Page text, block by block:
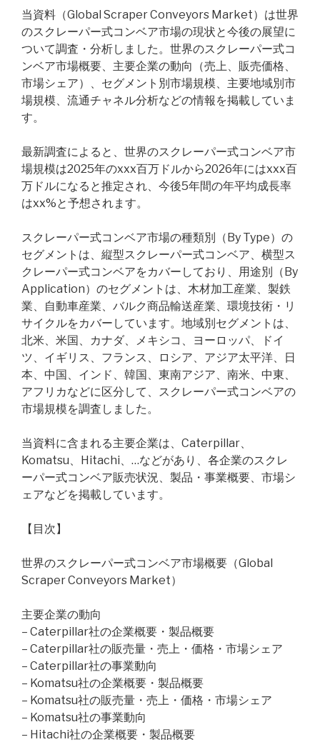
当資料（Global Scraper Conveyors Market）は世界
のスクレーパー式コンベア市場の現状と今後の展望に
ついて調査・分析しました。世界のスクレーパー式コ
ンベア市場概要、主要企業の動向（売上、販売価格、
市場シェア）、セグメント別市場規模、主要地域別市
場規模、流通チャネル分析などの情報を掲載していま
す。
最新調査によると、世界のスクレーパー式コンベア市
場規模は2025年のxxx百万ドルから2026年にはxxx百
万ドルになると推定され、今後5年間の年平均成長率
はxx%と予想されます。
スクレーパー式コンベア市場の種類別（By Type）の
セグメントは、縦型スクレーパー式コンベア、横型ス
クレーパー式コンベアをカバーしており、用途別（By
Application）のセグメントは、木材加工産業、製鉄
業、自動車産業、バルク商品輸送産業、環境技術・リ
サイクルをカバーしています。地域別セグメントは、
北米、米国、カナダ、メキシコ、ヨーロッパ、ドイ
ツ、イギリス、フランス、ロシア、アジア太平洋、日
本、中国、インド、韓国、東南アジア、南米、中東、
アフリカなどに区分して、スクレーパー式コンベアの
市場規模を調査しました。
当資料に含まれる主要企業は、Caterpillar、
Komatsu、Hitachi、…などがあり、各企業のスクレ
ーパー式コンベア販売状況、製品・事業概要、市場シ
ェアなどを掲載しています。
【目次】
世界のスクレーパー式コンベア市場概要（Global
Scraper Conveyors Market）
主要企業の動向
– Caterpillar社の企業概要・製品概要
– Caterpillar社の販売量・売上・価格・市場シェア
– Caterpillar社の事業動向
– Komatsu社の企業概要・製品概要
– Komatsu社の販売量・売上・価格・市場シェア
– Komatsu社の事業動向
– Hitachi社の企業概要・製品概要